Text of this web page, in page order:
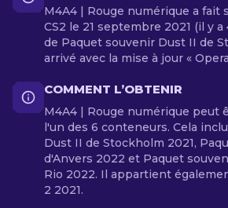
M4A4 | Rouge numérique a fait
CS2 le 21 septembre 2021 (il y
de Paquet souvenir Dust II de
arrivé avec la mise à jour «
COMMENT L’OBTENIR
M4A4 | Rouge numérique peut
l'un des 6 conteneurs. Cela
Dust II de Stockholm 2021,
d'Anvers 2022 et Paquet
Rio 2022. Il appartient
2 2021.